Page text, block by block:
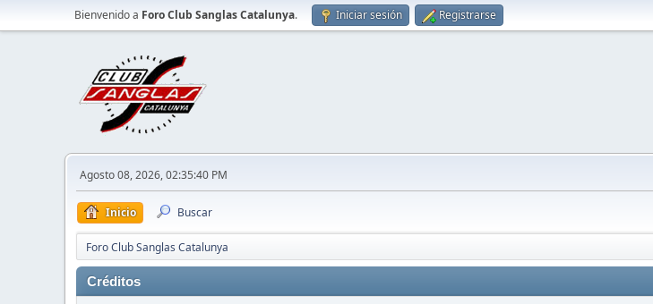
Bienvenido a Foro Club Sanglas Catalunya. Iniciar sesión Registrarse
Agosto 08, 2026, 02:35:40 PM
Inicio Buscar
Foro Club Sanglas Catalunya
Créditos